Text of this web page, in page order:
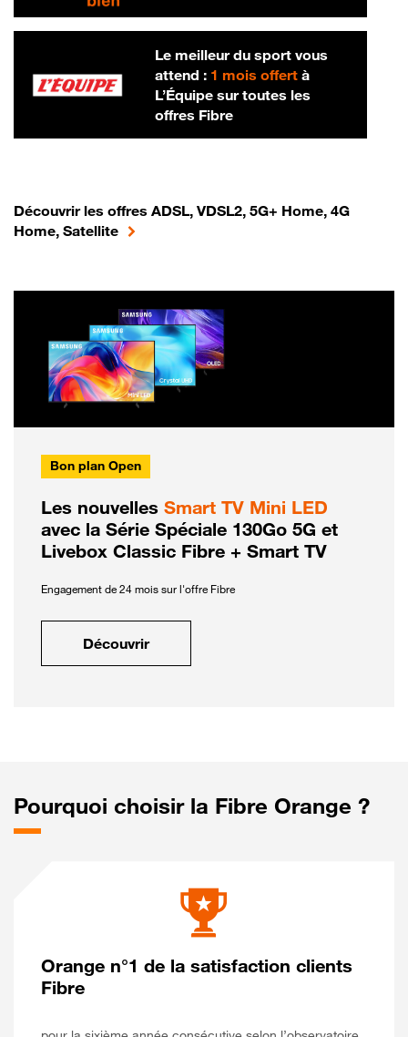
Le meilleur du sport vous
attend : 1 mois offertà
L’Équipe sur toutes les
offres Fibre
Découvrir les offres ADSL, VDSL2, 5G+ Home, 4G
Home, Satellite
Bon plan Open
Les nouvelles Smart TV Mini LED
avec la Série Spéciale 130Go 5G et
Livebox Classic Fibre + Smart TV
Engagement de 24 mois sur l'offre Fibre
Découvrir
Pourquoi choisir la Fibre Orange ?
Orange n°1 de la satisfaction clients
Fibre